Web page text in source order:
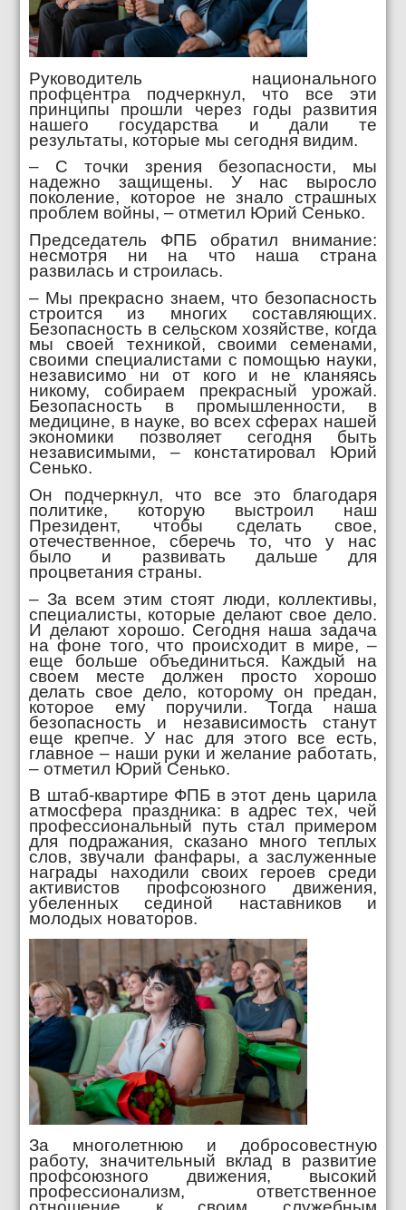
Руководитель национального
профцентра подчеркнул, что все эти
принципы прошли через годы развития
нашего государства и дали те
результаты, которые мы сегодня видим.
– С точки зрения безопасности, мы
надежно защищены. У нас выросло
поколение, которое не знало страшных
проблем войны, – отметил Юрий Сенько.
Председатель ФПБ обратил внимание:
несмотря ни на что наша страна
развилась и строилась.
– Мы прекрасно знаем, что безопасность
строится из многих составляющих.
Безопасность в сельском хозяйстве, когда
мы своей техникой, своими семенами,
своими специалистами с помощью науки,
независимо ни от кого и не кланяясь
никому, собираем прекрасный урожай.
Безопасность в промышленности, в
медицине, в науке, во всех сферах нашей
экономики позволяет сегодня быть
независимыми, – констатировал Юрий
Сенько.
Он подчеркнул, что все это благодаря
политике, которую выстроил наш
Президент, чтобы сделать свое,
отечественное, сберечь то, что у нас
было и развивать дальше для
процветания страны.
– За всем этим стоят люди, коллективы,
специалисты, которые делают свое дело.
И делают хорошо. Сегодня наша задача
на фоне того, что происходит в мире, –
еще больше объединиться. Каждый на
своем месте должен просто хорошо
делать свое дело, которому он предан,
которое ему поручили. Тогда наша
безопасность и независимость станут
еще крепче. У нас для этого все есть,
главное – наши руки и желание работать,
– отметил Юрий Сенько.
В штаб-квартире ФПБ в этот день царила
атмосфера праздника: в адрес тех, чей
профессиональный путь стал примером
для подражания, сказано много теплых
слов, звучали фанфары, а заслуженные
награды находили своих героев среди
активистов профсоюзного движения,
убеленных сединой наставников и
молодых новаторов.
За многолетнюю и добросовестную
работу, значительный вклад в развитие
профсоюзного движения, высокий
профессионализм, ответственное